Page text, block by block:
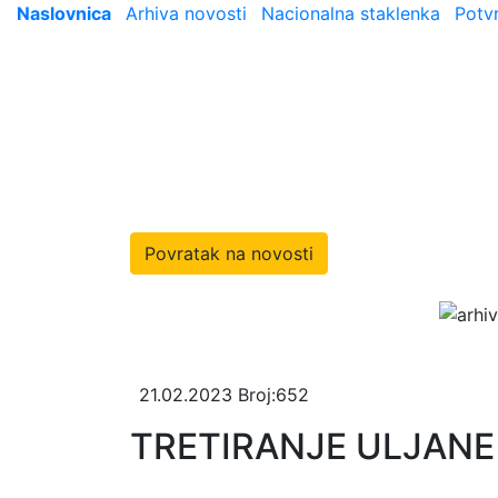
Naslovnica Arhiva novosti Nacionalna staklenka
Povratak na novosti
21.02.2023 Broj:652
TRETIRANJE